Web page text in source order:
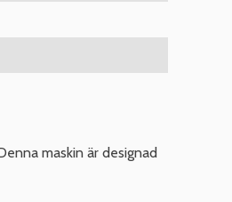
maskin är designad